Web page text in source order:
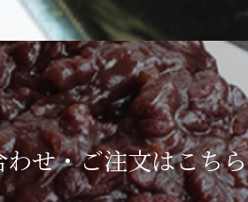
せ・ご注文はこちら